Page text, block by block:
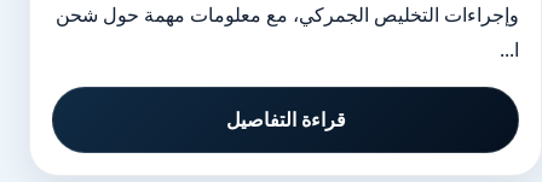
وإجراءات التخليص الجمركي، مع معلومات مهمة حول شحن
ا...
قراءة التفاصيل